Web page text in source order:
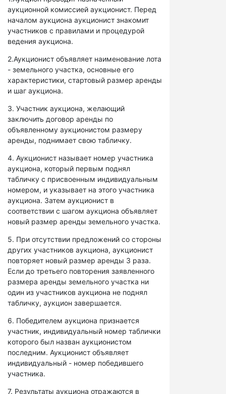
аукционной комиссией аукционист. Перед
началом аукциона аукционист знакомит
участников с правилами и процедурой
ведения аукциона.
2.Аукционист объявляет наименование лота
- земельного участка, основные его
характеристики, стартовый размер аренды
и шаг аукциона.
3. Участник аукциона, желающий
заключить договор аренды по
объявленному аукционистом размеру
аренды, поднимает свою табличку.
4. Аукционист называет номер участника
аукциона, который первым поднял
табличку с присвоенным индивидуальным
номером, и указывает на этого участника
аукциона. Затем аукционист в
соответствии с шагом аукциона объявляет
новый размер аренды земельного участка.
5. При отсутствии предложений со стороны
других участников аукциона, аукционист
повторяет новый размер аренды 3 раза.
Если до третьего повторения заявленного
размера аренды земельного участка ни
один из участников аукциона не поднял
табличку, аукцион завершается.
6. Победителем аукциона признается
участник, индивидуальный номер таблички
которого был назван аукционистом
последним. Аукционист объявляет
индивидуальный - номер победившего
участника.
7. Результаты аукциона отражаются в